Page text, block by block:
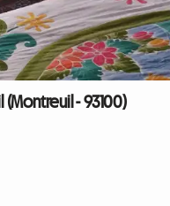
(Montreuil - 93100)